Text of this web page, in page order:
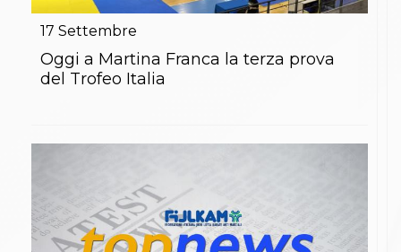
17 Settembre
Oggi a Martina Franca la terza prova
del Trofeo Italia